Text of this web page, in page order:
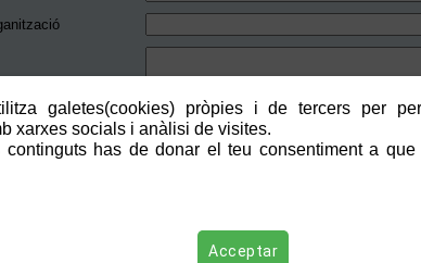
Postal
galetes(cookies) pròpies i de tercers per
xarxes socials i anàlisi de visites.
continguts has de donar el teu consentiment a
Acceptar